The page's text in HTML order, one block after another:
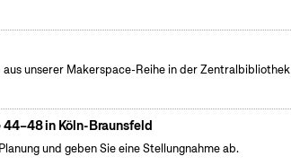
unserer Makerspace-Reihe in der Zentralbibliothek
in Köln-Braunsfeld
und geben Sie eine Stellungnahme ab.